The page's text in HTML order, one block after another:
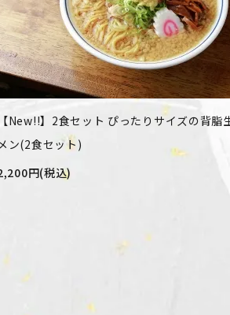
New!!】2食セット ぴったりサイズの背脂
ン(2食セット)
円(税込)